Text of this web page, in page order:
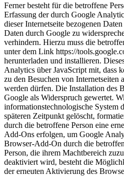
Ferner besteht für die betroffene
Erfassung der durch Google
dieser Internetseite bezogenen
Daten durch Google zu
verhindern. Hierzu muss die
unter dem Link https://
herunterladen und installieren.
Analytics über JavaScript mit, dass
zu den Besuchen von
werden dürfen. Die Installation des
Google als Widerspruch gewertet.
informationstechnologische System
späteren Zeitpunkt gelöscht,
durch die betroffene Person eine
Add-Ons erfolgen, um Google
Browser-Add-On durch die
Person, die ihrem Machtbereich
deaktiviert wird, besteht die
der erneuten Aktivierung des